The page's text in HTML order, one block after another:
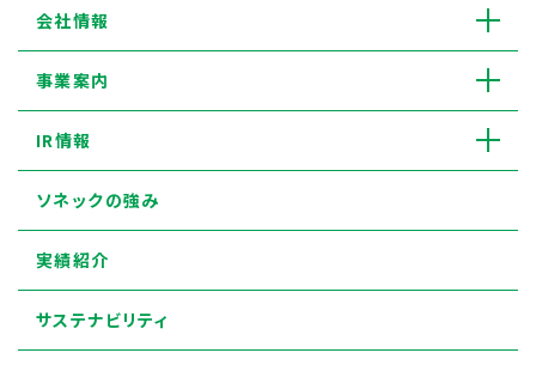
会社情報
事業案内
IR情報
サステナビリティ
ソネックの強み
実績紹介